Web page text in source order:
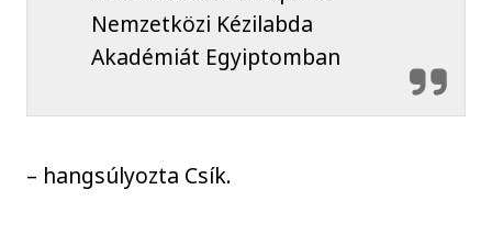
Nemzetközi Kézilabda
Akadémiát Egyiptomban
– hangsúlyozta Csík.